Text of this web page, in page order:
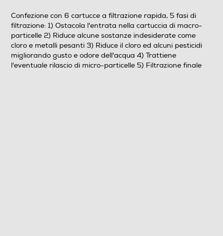
Informazioni sulla sicurezza del prodotto
Clicca qui
Confezione con 6 cartucce a filtrazione rapida, 5 fasi di
filtrazione: 1) Ostacola l'entrata nella cartuccia di macro-
particelle 2) Riduce alcune sostanze indesiderate come
cloro e metalli pesanti 3) Riduce il cloro ed alcuni pesticidi
migliorando gusto e odore dell'acqua 4) Trattiene
l'eventuale rilascio di micro-particelle 5) Filtrazione finale